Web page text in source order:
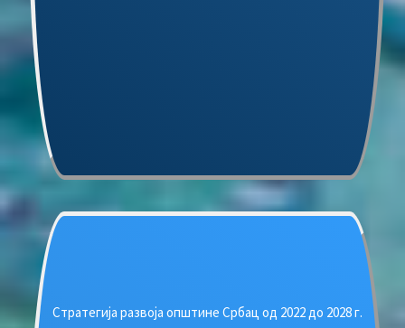
Стратегија развоја општине Србац од 2022 до 2028 г.